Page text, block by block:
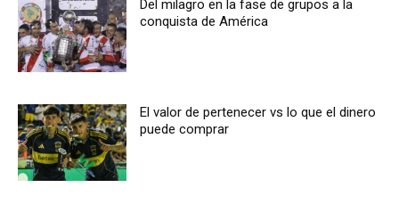
Del milagro en la fase de grupos a la
conquista de América
El valor de pertenecer vs lo que el dinero
puede comprar